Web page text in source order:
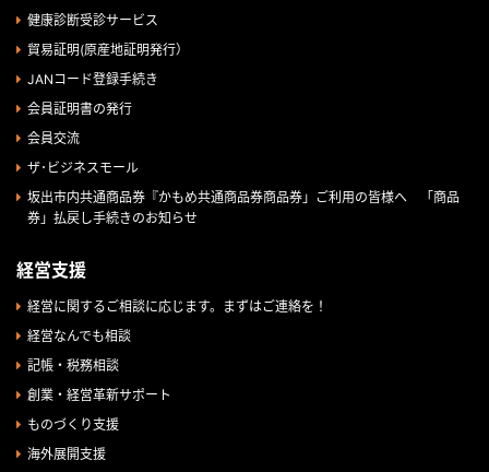
健康診断受診サービス
貿易証明(原産地証明発行）
JANコード登録手続き
会員証明書の発行
会員交流
ザ･ビジネスモール
坂出市内共通商品券『かもめ共通商品券商品券」ご利用の皆様へ 「商品
券」払戻し手続きのお知らせ
経営支援
経営に関するご相談に応じます。まずはご連絡を！
経営なんでも相談
記帳・税務相談
創業・経営革新サポート
ものづくり支援
海外展開支援